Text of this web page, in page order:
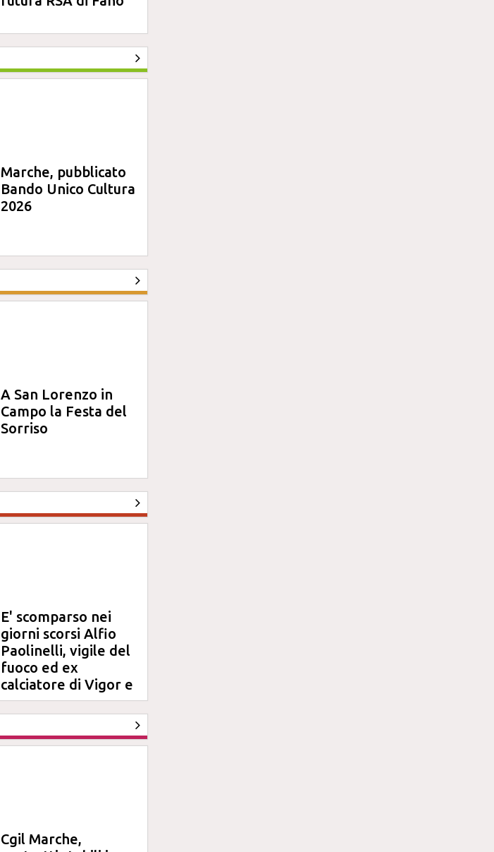
Marche, pubblicato
Bando Unico Cultura
2026
A San Lorenzo in
Campo la Festa del
Sorriso
E' scomparso nei
giorni scorsi Alfio
Paolinelli, vigile del
fuoco ed ex
calciatore di Vigor e
Jesina
Cgil Marche,